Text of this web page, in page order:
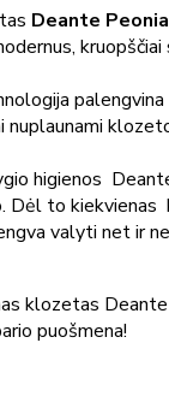
Deante
nuplaunami
higienos
Dėl to kiekvienas
valyti net ir
klozetas
puošmena!